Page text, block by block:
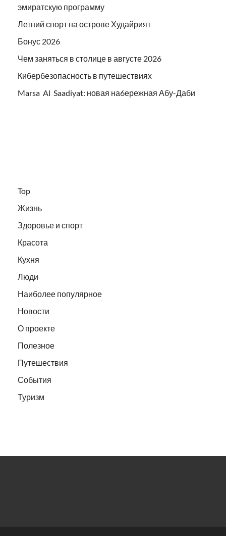
эмиратскую программу
Летний спорт на острове Худайрият
Бонус 2026
Чем заняться в столице в августе 2026
Кибербезопасность в путешествиях
Marsa Al Saadiyat: новая на6ережная Абу-Даби
Top
Жизнь
Здоровье и спорт
Красота
Кухня
Люди
Наиболее популярное
Новости
О проекте
Полезное
Путешествия
События
Туризм